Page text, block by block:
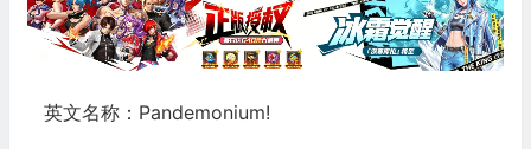
英文名称：Pandemonium!